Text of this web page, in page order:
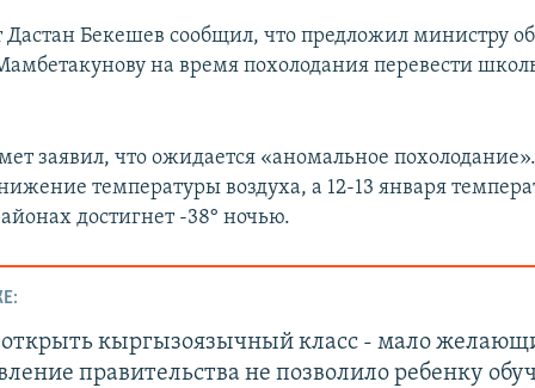
Дастан Бекешев сообщил, что предложил министру
на время похолодания перевести
заявил, что ожидается «аномальное
температуры воздуха, а 12-13 января
достигнет -38° ночью.
кыргызоязычный класс - мало
правительства не позволило ребенку